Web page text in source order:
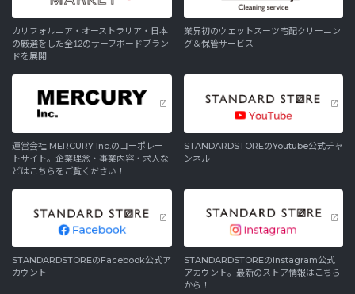
カリフォルニア・オーストラリア・日本
の厳選をした全12のサーフボードブラン
ドを展開
業界初のウェットスーツ宅配クリーニン
グ＆保管サービス
運営会社 MERCURY Inc.のコーポレー
トサイト。企業理念・事業内容・求人な
どはこちらをご覧ください！
STANDARDSTOREのYoutube公式チャ
ンネル
STANDARDSTOREのFacebook公式ア
カウント
STANDARDSTOREのInstagram公式
アカウント。最新のストア情報はこちら
から！